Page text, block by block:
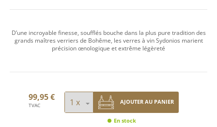
D’une incroyable finesse, soufflés bouche dans la plus pure tradition des
grands maîtres verriers de Bohême, les verres à vin Sydonios marient
précision œnologique et extrême légèreté
99,95 €
TVAC
AJOUTER AU PANIER
En stock